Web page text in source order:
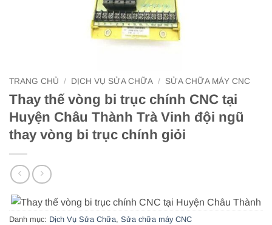
TRANG CHỦ / DỊCH VỤ SỬA CHỮA / SỬA CHỮA MÁY CNC
Thay thế vòng bi trục chính CNC tại
Huyện Châu Thành Trà Vinh đội ngũ
thay vòng bi trục chính giỏi
Danh mục: Dịch Vụ Sửa Chữa, Sửa chữa máy CNC